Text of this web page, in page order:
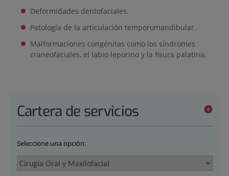
Deformidades dentofaciales.
Patología de la articulación temporomandibular.
Malformaciones congénitas como los síndromes
craneofaciales, el labio leporino y la fisura palatina.
Cartera de servicios
Seleccione una opción: